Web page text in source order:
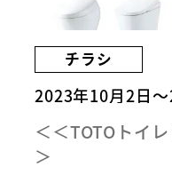
チラシ
2023年10月2日
＜＜TOTOトイ
＞